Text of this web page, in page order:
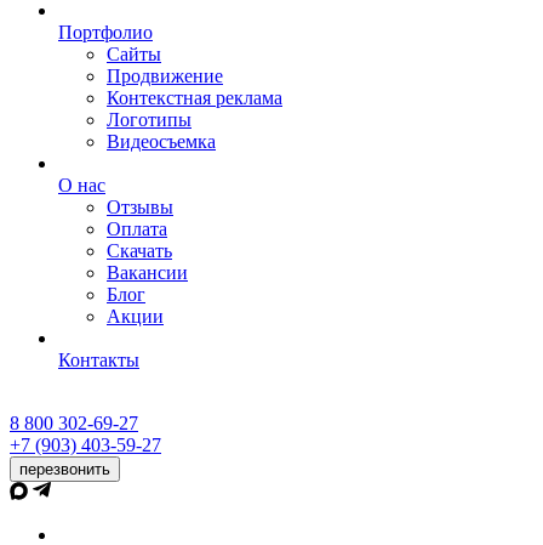
Портфолио
Сайты
Продвижение
Контекстная реклама
Логотипы
Видеосъемка
О нас
Отзывы
Оплата
Скачать
Вакансии
Блог
Акции
Контакты
8 800 302-69-27
+7 (903) 403-59-27
перезвонить